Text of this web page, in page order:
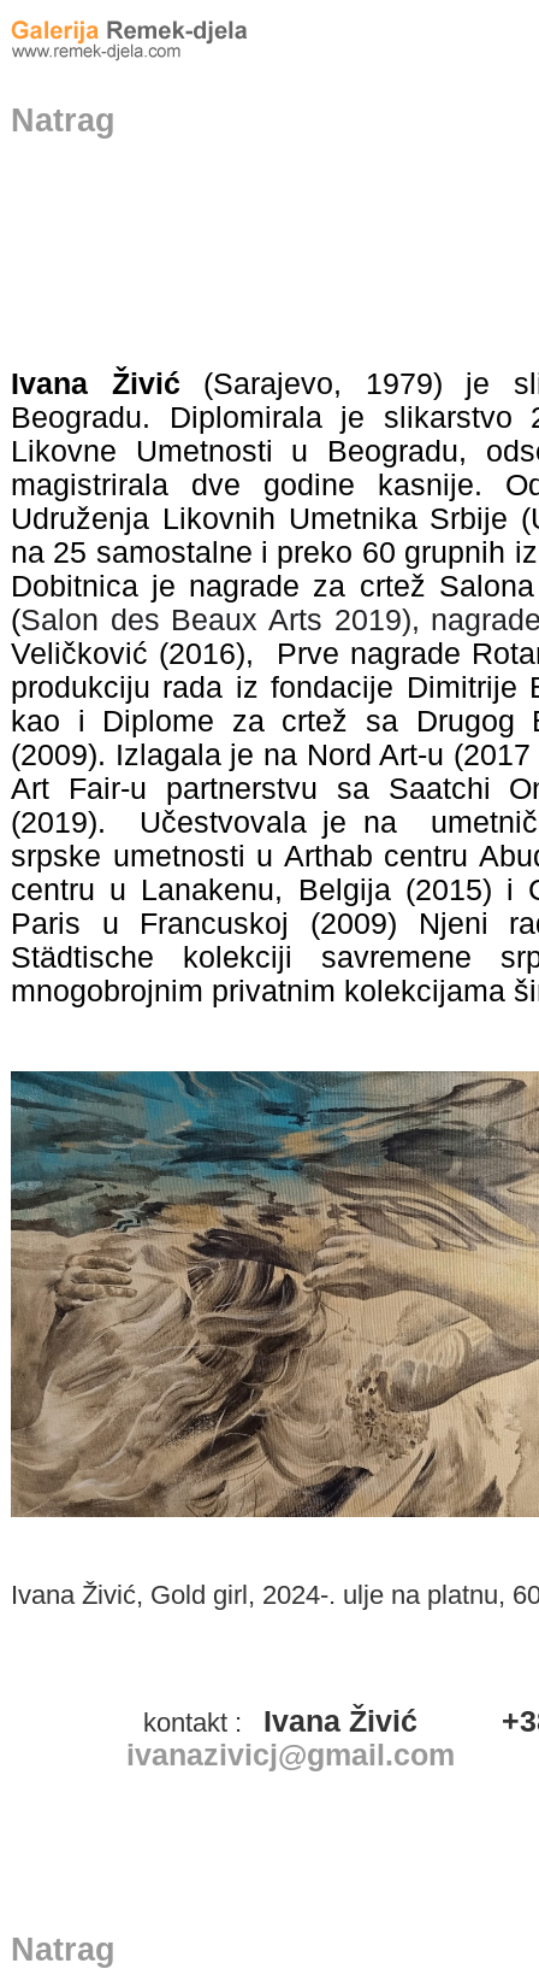
Natrag
Ivana Živić (Sarajevo, 1979) je
Beogradu. Diplomirala je slikarstvo
Likovne Umetnosti u Beogradu,
magistrirala dve godine kasnije.
Udruženja Likovnih Umetnika Srbije
na 25 samostalne i preko 60 grupnih
Dobitnica je nagrade za crtež
(Salon des Beaux Arts 2019),
Veličković (2016), Prve nagrade
produkciju rada iz fondacije Dimitrije
kao i Diplome za crtež sa Drugog
(2009). Izlagala je na Nord Art-u
Art Fair-u partnerstvu sa Saatchi
(2019). Učestvovala je na
srpske umetnosti u Arthab centru
centru u Lanakenu, Belgija (2015) i
Paris u Francuskoj (2009) Njeni
Städtische kolekciji savremene
mnogobrojnim privatnim kolekcijama
Ivana Živić, Gold girl, 2024-. ulje na platnu,
kontakt : Ivana Živić
ivanazivicj@gmail.com
Natrag